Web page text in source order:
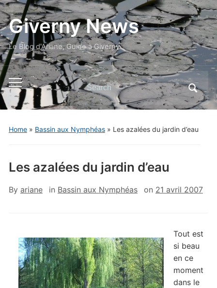
Giverny News
Le Blog d'Ariane, Guide à Giverny
Toggle
mobile
menu
Search
for:
Home» Bassin aux Nymphéas» Les azalées du jardin d’eau
Les azalées du jardin d’eau
By ariane in Bassin aux Nymphéas on 21 avril 2007
Tout est
si beau
en ce
moment
dans le